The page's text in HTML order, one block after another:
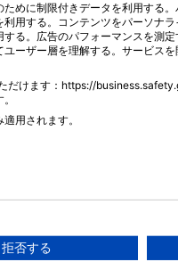
イビングセン
めに制限付きデータを利用する
用する。コンテンツをパーソナ
る。広告のパフォーマンスを測
ーザー層を理解する。サービス
だけます：https://
用されます。
拒否する